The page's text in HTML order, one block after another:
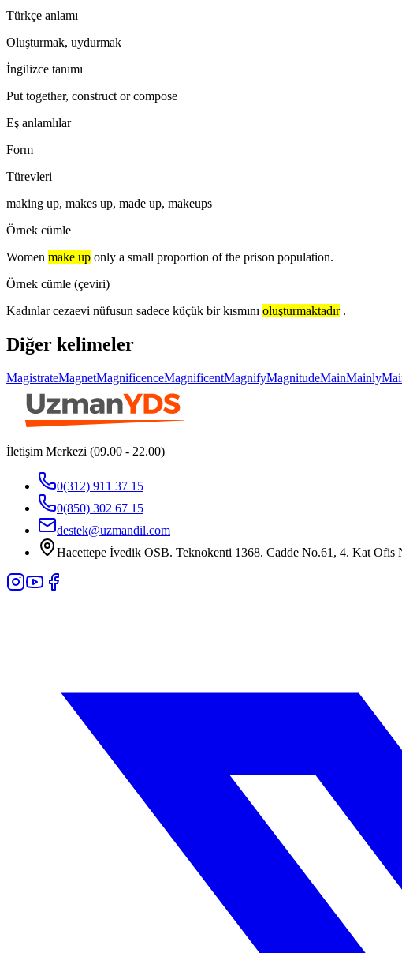
Türkçe anlamı
Oluşturmak, uydurmak
İngilizce tanımı
Put together, construct or compose
Eş anlamlılar
Form
Türevleri
making up, makes up, made up, makeups
Örnek cümle
Women make up only a small proportion of the prison population.
Örnek cümle (çeviri)
Kadınlar cezaevi nüfusun sadece küçük bir kısmını oluşturmaktadır .
Diğer kelimeler
MagistrateMagnetMagnificenceMagnificentMagnifyMagnitudeMainMainly
İletişim Merkezi (09.00 - 22.00)
0(312) 911 37 15
0(850) 302 67 15
destek@uzmandil.com
Hacettepe İvedik OSB. Teknokenti 1368. Cadde No.61, 4. Kat